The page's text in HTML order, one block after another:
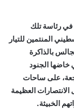
في رئاسة تلك
المنتمين للتيار
بالذاكرة
خاضها الجنود
على ساحات
العظيمة
الخبيثة.